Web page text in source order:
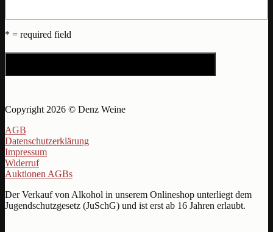
* = required field
Copyright 2026 © Denz Weine
AGB
Datenschutzerklärung
Impressum
Widerruf
Auktionen AGBs
Der Verkauf von Alkohol in unserem Onlineshop unterliegt dem
Jugendschutzgesetz (JuSchG) und ist erst ab 16 Jahren erlaubt.